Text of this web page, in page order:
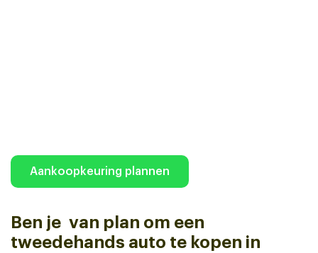
Aankoopkeuring plannen
Ben je van plan om een
tweedehands auto te kopen in